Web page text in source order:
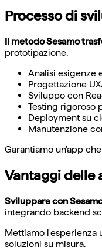
Processo di
Il metodo Sesamo
prototipazione.
Analisi esigenze
Progettazione
Sviluppo con
Testing rigoroso
Deployment su
Manutenzione
Garantiamo un'app
Vantaggi delle
Sviluppare con
integrando backend
Mettiamo l'esperienza
soluzioni su misura.